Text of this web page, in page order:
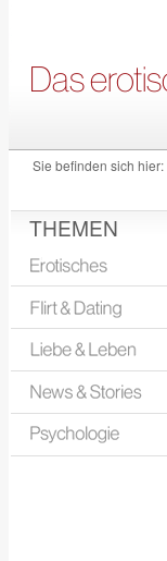
Sie befinden sich hier:
THEMEN